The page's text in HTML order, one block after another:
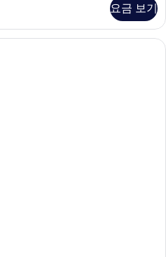
요금 보기